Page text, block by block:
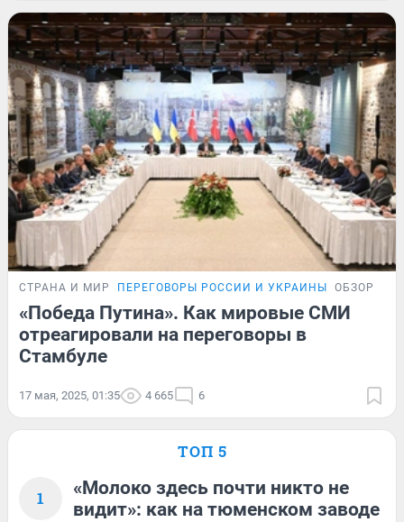
СТРАНА И МИР ПЕРЕГОВОРЫ РОССИИ И УКРАИНЫ ОБЗОР
«Победа Путина». Как мировые СМИ
отреагировали на переговоры в
Стамбуле
17 мая, 2025, 01:35 4 665 6
ТОП 5
1
«Молоко здесь почти никто не
видит»: как на тюменском заводе